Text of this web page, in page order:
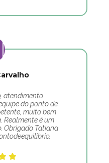
atendimento
do ponto de
muito bem
Realmente é um
Obrigado Tatiana